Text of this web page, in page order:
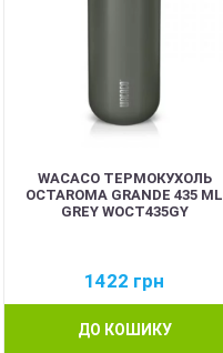
WACACO ТЕРМОКУХОЛЬ
OCTAROMA GRANDE 435 ML
GREY WOCT435GY
1422 грн
ДО КОШИКУ